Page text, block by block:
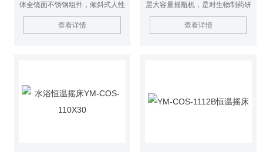
体全镜面不锈钢组件，倾斜式人性
化的控制面板，大屏幕背光液晶显
示屏，更具良好的视觉效果，设有
查看详情
层大容量摇瓶机，是对生物制药研
究中试生产或大批量生产需要而研
制开发的一款仪器设备。
查看详情